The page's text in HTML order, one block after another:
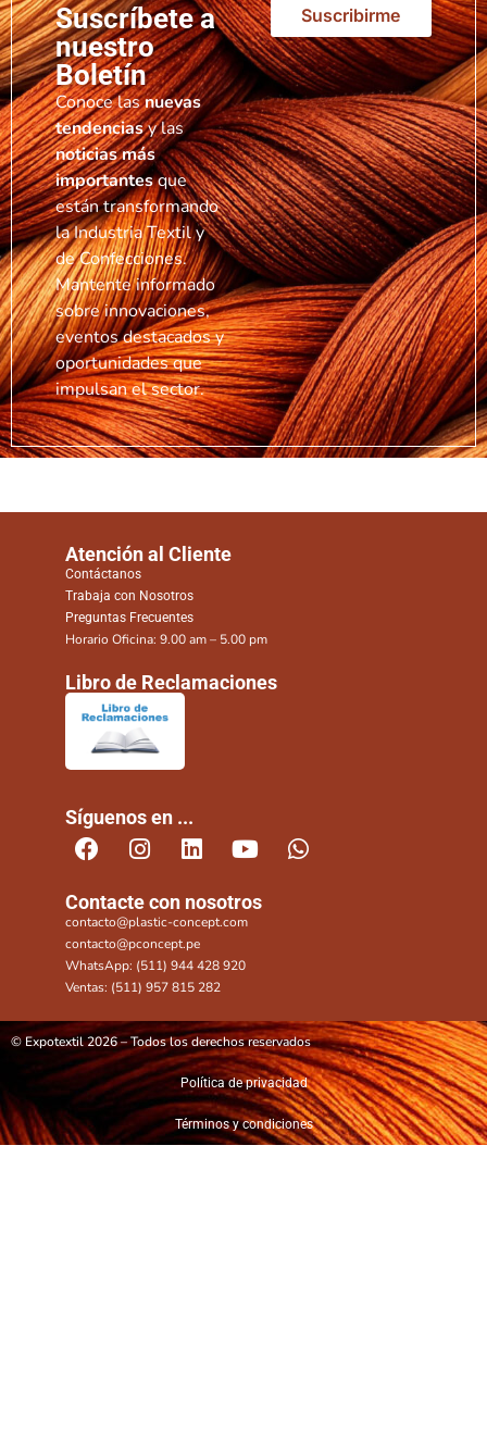
Suscríbete a
nuestro
Boletín
Conoce lasnuevas
tendenciasy las
noticias más
importantesque
están transformando
la Industria Textil y
de Confecciones.
Mantente informado
sobre innovaciones,
eventos destacados y
oportunidades que
impulsan el sector.
Suscribirme
Atención al Cliente
Contáctanos
Trabaja con Nosotros
Preguntas Frecuentes
Horario Oficina: 9.00 am – 5.00 pm
Libro de Reclamaciones
Síguenos en ...
Contacte con nosotros
contacto@plastic-concept.com
contacto@pconcept.pe
WhatsApp: (511) 944 428 920
Ventas: (511) 957 815 282
© Expotextil 2026 – Todos los derechos reservados
Política de privacidad
Términos y condiciones